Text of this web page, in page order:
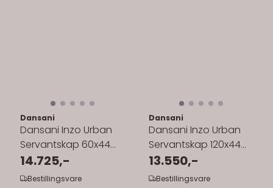
Dansani
Dansani Inzo Urban
Servantskap 60x44
cm med sort ramme
for enkel ...
14.725,-
Bestillingsvare
Dansani
Dansani Inzo Urban
Servantskap 120x44
cm med glatt front
for dobbel ...
13.550,-
Bestillingsvare